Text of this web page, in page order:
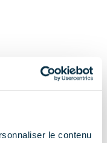
le contenu
GLOBAL SCHOOL